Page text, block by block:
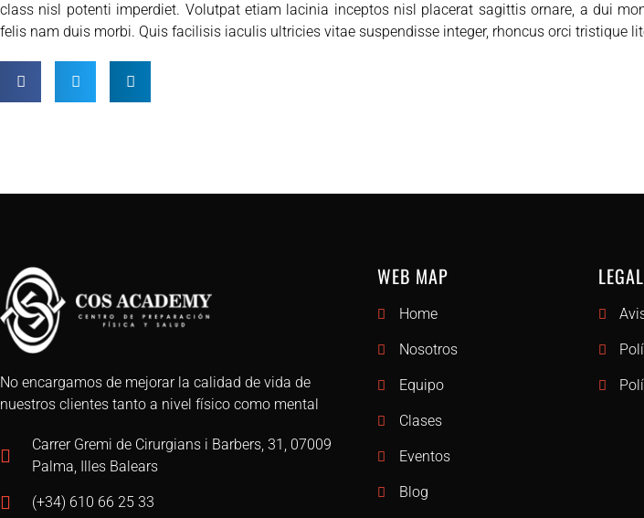
class nisl potenti imperdiet. Volutpat etiam lacinia inceptos nisl placerat sagittis ornare, a dui
felis nam duis morbi. Quis facilisis iaculis ultricies vitae suspendisse integer, rhoncus orci tristique
No encargamos de mejorar la calidad de vida de
nuestros clientes tanto a nivel físico como mental
Carrer Gremi de Cirurgians i Barbers, 31, 07009
Palma, Illes Balears
(+34) 610 66 25 33
WEB MAP
Home
Nosotros
Equipo
Clases
Eventos
Blog